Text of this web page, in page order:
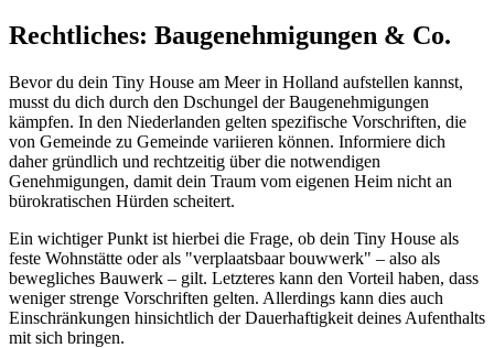
Rechtliches: Baugenehmigungen & Co.
Bevor du dein Tiny House am Meer in Holland aufstellen kannst,
musst du dich durch den Dschungel der Baugenehmigungen
kämpfen. In den Niederlanden gelten spezifische Vorschriften, die
von Gemeinde zu Gemeinde variieren können. Informiere dich
daher gründlich und rechtzeitig über die notwendigen
Genehmigungen, damit dein Traum vom eigenen Heim nicht an
bürokratischen Hürden scheitert.
Ein wichtiger Punkt ist hierbei die Frage, ob dein Tiny House als
feste Wohnstätte oder als "verplaatsbaar bouwwerk" – also als
bewegliches Bauwerk – gilt. Letzteres kann den Vorteil haben, dass
weniger strenge Vorschriften gelten. Allerdings kann dies auch
Einschränkungen hinsichtlich der Dauerhaftigkeit deines Aufenthalts
mit sich bringen.